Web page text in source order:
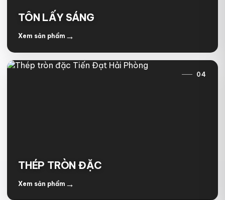
TÔN LẤY SÁNG
Xem sản phẩm →
04
THÉP TRÒN ĐẶC
Xem sản phẩm →